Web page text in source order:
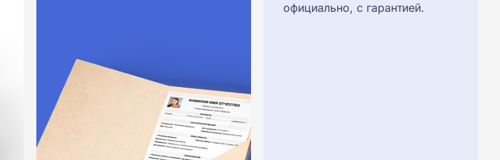
официально, с гарантией.